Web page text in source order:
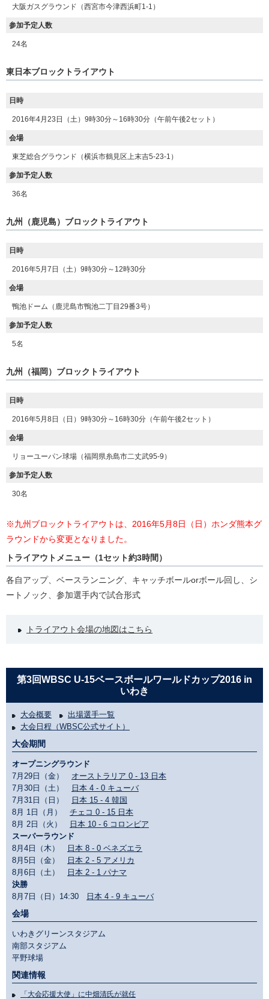
大阪ガスグラウンド（西宮市今津西浜町1-1）
参加予定人数
24名
東日本ブロックトライアウト
日時
2016年4月23日（土）9時30分～16時30分（午前午後2セット）
会場
東芝総合グラウンド（横浜市鶴見区上末吉5-23-1）
参加予定人数
36名
九州（鹿児島）ブロックトライアウト
日時
2016年5月7日（土）9時30分～12時30分
会場
鴨池ドーム（鹿児島市鴨池二丁目29番3号）
参加予定人数
5名
九州（福岡）ブロックトライアウト
日時
2016年5月8日（日）9時30分～16時30分（午前午後2セット）
会場
リョーユーパン球場（福岡県糸島市二丈武95-9）
参加予定人数
30名
※九州ブロックトライアウトは、2016年5月8日（日）ホンダ熊本グ
ラウンドから変更となりました。
トライアウトメニュー（1セット約3時間）
各自アップ、ベースランニング、キャッチボールorボール回し、シ
ートノック、参加選手内で試合形式
トライアウト会場の地図はこちら
第3回WBSC U-15ベースボールワールドカップ2016 in
いわき
大会概要
出場選手一覧
大会日程（WBSC公式サイト）
大会期間
オープニングラウンド
7月29日（金） オーストラリア 0 - 13 日本
7月30日（土）
日本 4 - 0 キューバ
7月31日（日）
日本 15 - 4 韓国
8月 1日（月） チェコ 0 - 15 日本
8月 2日（火）
日本 10 - 6 コロンビア
スーパーラウンド
8月4日（木）
日本 8 - 0 ベネズエラ
8月5日（金）
日本 2 - 5 アメリカ
8月6日（土）
日本 2 - 1 パナマ
決勝
8月7日（日）14:30
日本 4 - 9 キューバ
会場
いわきグリーンスタジアム
南部スタジアム
平野球場
関連情報
「大会応援大使」に中畑清氏が就任